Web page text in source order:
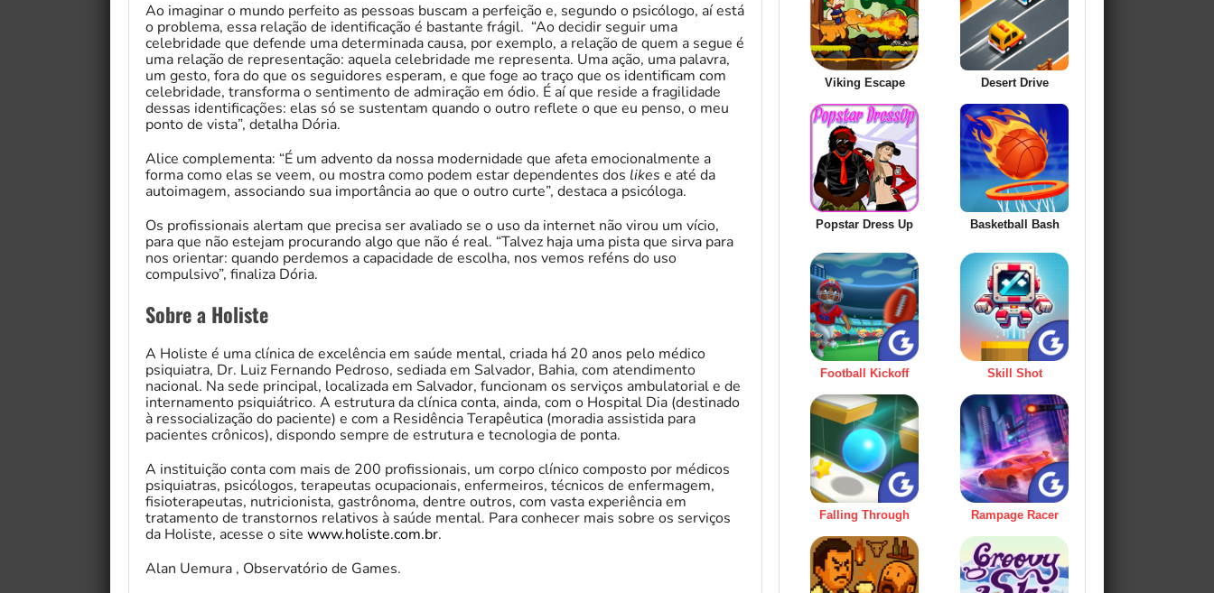
Ao imaginar o mundo perfeito as pessoas buscam a perfeição e, segundo o psicólogo, aí está
o problema, essa relação de identificação é bastante frágil. “Ao decidir seguir uma
celebridade que defende uma determinada causa, por exemplo, a relação de quem a segue é
uma relação de representação: aquela celebridade me representa. Uma ação, uma palavra,
um gesto, fora do que os seguidores esperam, e que foge ao traço que os identificam com
celebridade, transforma o sentimento de admiração em ódio. É aí que reside a fragilidade
dessas identificações: elas só se sustentam quando o outro reflete o que eu penso, o meu
ponto de vista”, detalha Dória.
Alice complementa: “É um advento da nossa modernidade que afeta emocionalmente a
forma como elas se veem, ou mostra como podem estar dependentes dos likes e até da
autoimagem, associando sua importância ao que o outro curte”, destaca a psicóloga.
Os profissionais alertam que precisa ser avaliado se o uso da internet não virou um vício,
para que não estejam procurando algo que não é real. “Talvez haja uma pista que sirva para
nos orientar: quando perdemos a capacidade de escolha, nos vemos reféns do uso
compulsivo”, finaliza Dória.
Sobre a Holiste
A Holiste é uma clínica de excelência em saúde mental, criada há 20 anos pelo médico
psiquiatra, Dr. Luiz Fernando Pedroso, sediada em Salvador, Bahia, com atendimento
nacional. Na sede principal, localizada em Salvador, funcionam os serviços ambulatorial e de
internamento psiquiátrico. A estrutura da clínica conta, ainda, com o Hospital Dia (destinado
à ressocialização do paciente) e com a Residência Terapêutica (moradia assistida para
pacientes crônicos), dispondo sempre de estrutura e tecnologia de ponta.
A instituição conta com mais de 200 profissionais, um corpo clínico composto por médicos
psiquiatras, psicólogos, terapeutas ocupacionais, enfermeiros, técnicos de enfermagem,
fisioterapeutas, nutricionista, gastrônoma, dentre outros, com vasta experiência em
tratamento de transtornos relativos à saúde mental. Para conhecer mais sobre os serviços
da Holiste, acesse o site www.holiste.com.br.
Alan Uemura , Observatório de Games.
Viking Escape Desert Drive
Popstar Dress Up Basketball Bash
Football Kickoff Skill Shot
Falling Through Rampage Racer